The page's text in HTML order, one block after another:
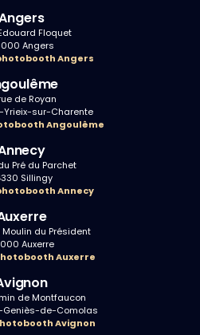
Floquet
Angers
Angers
de Royan
Yrieix-sur-Charente
Angoulême
Pré du Parchet
Sillingy
Annecy
Moulin du Président
Auxerre
Auxerre
de Montfaucon
Geniès-de-Comolas
Avignon